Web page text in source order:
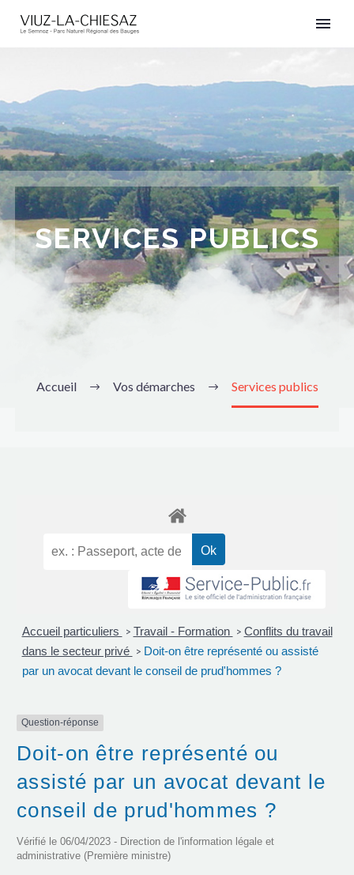
SERVICES PUBLICS
Accueil Vos démarches Services publics
Accueil particuliers > Travail - Formation > Conflits du travail
dans le secteur privé > Doit-on être représenté ou assisté
par un avocat devant le conseil de prud'hommes ?
Question-réponse
Doit-on être représenté ou
assisté par un avocat devant le
conseil de prud'hommes ?
Vérifié le 06/04/2023 - Direction de l'information légale et
administrative (Première ministre)